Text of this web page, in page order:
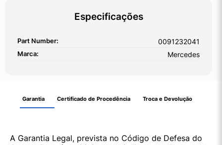
Especificações
Part Number: 0091232041
Marca: Mercedes
Garantia Certificado de Procedência Troca e Devolução
A Garantia Legal, prevista no Código de Defesa do